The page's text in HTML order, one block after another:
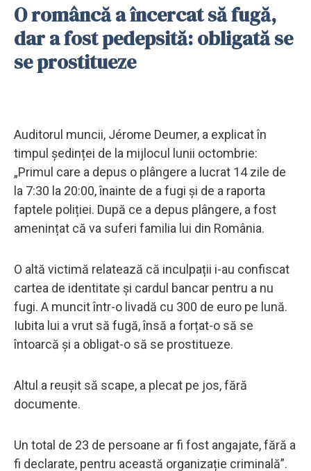
O româncă a încercat să fugă,
dar a fost pedepsită: obligată se
se prostitueze
Auditorul muncii, Jérome Deumer, a explicat în
timpul ședinței de la mijlocul lunii octombrie:
„Primul care a depus o plângere a lucrat 14 zile de
la 7:30 la 20:00, înainte de a fugi și de a raporta
faptele poliției. După ce a depus plângere, a fost
amenințat că va suferi familia lui din România.
O altă victimă relatează că inculpații i-au confiscat
cartea de identitate și cardul bancar pentru a nu
fugi. A muncit într-o livadă cu 300 de euro pe lună.
Iubita lui a vrut să fugă, însă a forțat-o să se
întoarcă și a obligat-o să se prostitueze.
Altul a reușit să scape, a plecat pe jos, fără
documente.
Un total de 23 de persoane ar fi fost angajate, fără a
fi declarate, pentru această organizație criminală”.